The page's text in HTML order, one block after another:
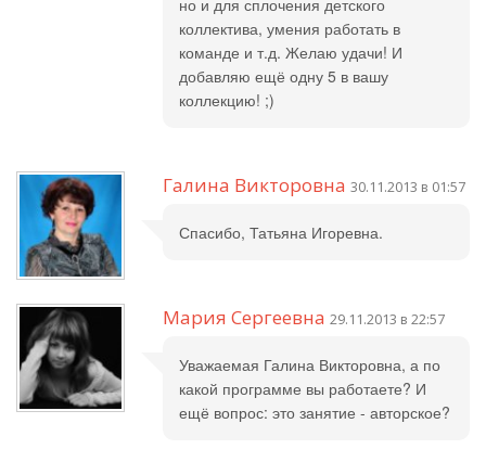
но и для сплочения детского
коллектива, умения работать в
команде и т.д. Желаю удачи! И
добавляю ещё одну 5 в вашу
коллекцию! ;)
Галина Викторовна 30.11.2013 в 01:57
Спасибо, Татьяна Игоревна.
Мария Сергеевна 29.11.2013 в 22:57
Уважаемая Галина Викторовна, а по
какой программе вы работаете? И
ещё вопрос: это занятие - авторское?